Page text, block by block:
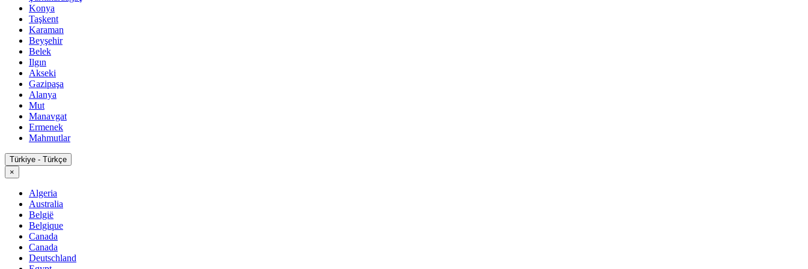
Konya
Taşkent
Karaman
Beyşehir
Belek
Ilgın
Akseki
Gazipaşa
Alanya
Mut
Manavgat
Ermenek
Mahmutlar
Türkiye - Türkçe
×
Algeria
Australia
België
Belgique
Canada
Canada
Deutschland